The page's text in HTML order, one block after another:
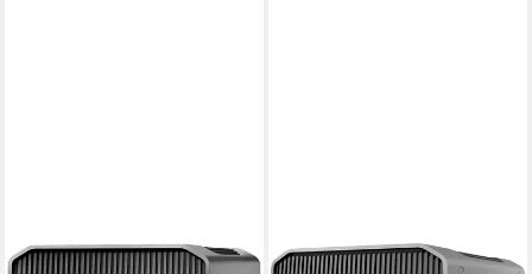
SANDISK
SANDISK PROFESSIONAL